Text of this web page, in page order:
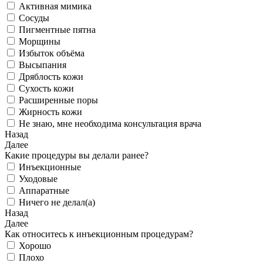
Активная мимика
Сосуды
Пигментные пятна
Морщины
Избыток объёма
Высыпания
Дряблость кожи
Сухость кожи
Расширенные поры
Жирность кожи
Не знаю, мне необходима консультация врача
Назад
Далее
Какие процедуры вы делали ранее?
Инъекционные
Уходовые
Аппаратные
Ничего не делал(а)
Назад
Далее
Как относитесь к инъекционным процедурам?
Хорошо
Плохо